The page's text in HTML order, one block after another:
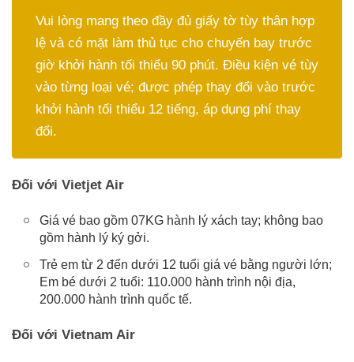
Vui lòng mang theo đầy đủ giấy tờ tùy thân hợp
lệ và có mặt làm thủ tục cho chuyến bay trước
giờ khởi hành tối thiểu 90 phút. Điều kiện vé tùy
vào từng loại vé; được phép thay đổi vào trước
khởi hành tối thiểu 12 tiếng, áp dụng phí thay
đổi.
Đối với Vietjet Air
Giá vé bao gồm 07KG hành lý xách tay; không bao
gồm hành lý ký gởi.
Trẻ em từ 2 đến dưới 12 tuổi giá vé bằng người lớn;
Em bé dưới 2 tuổi: 110.000 hành trình nội địa,
200.000 hành trình quốc tế.
Đối với Vietnam Air